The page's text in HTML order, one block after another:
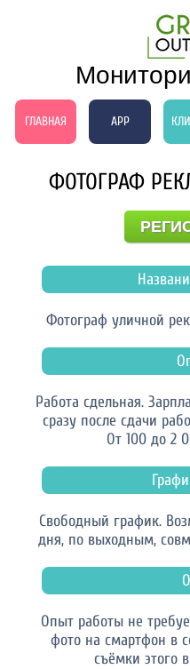
ГЛАВНАЯ APP
ФОТОГРАФ
Фотограф уличной
Работа сдельная.
сразу после сдачи
От 100 до 2
Свободный график.
дня, по выходным,
Опыт работы не
фото на смартфон в
съёмки этого